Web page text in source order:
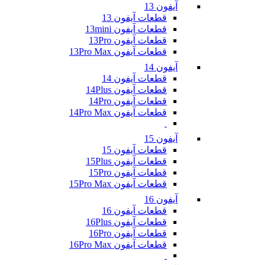
آیفون 13
قطعات آیفون 13
قطعات آیفون 13mini
قطعات آیفون 13Pro
قطعات آیفون 13Pro Max
آیفون 14
قطعات آیفون 14
قطعات آیفون 14Plus
قطعات آیفون 14Pro
قطعات آیفون 14Pro Max
آیفون 15
قطعات آیفون 15
قطعات آیفون 15Plus
قطعات آیفون 15Pro
قطعات آیفون 15Pro Max
آیفون 16
قطعات آیفون 16
قطعات آیفون 16Plus
قطعات آیفون 16Pro
قطعات آیفون 16Pro Max